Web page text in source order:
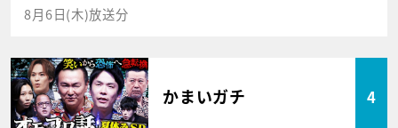
8月6日(木)放送分
かまいガチ 4